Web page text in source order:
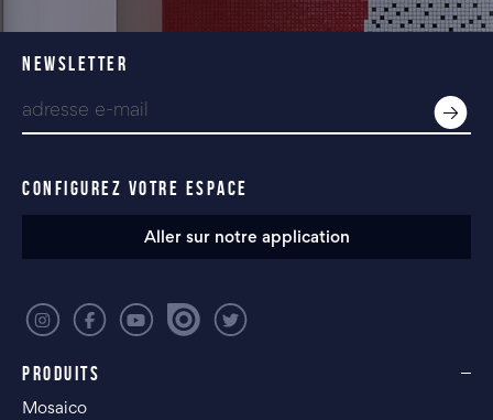
PRODUITS
Mosaico
NEWSLETTER
CONFIGUREZ VOTRE ESPACE
Aller sur notre application